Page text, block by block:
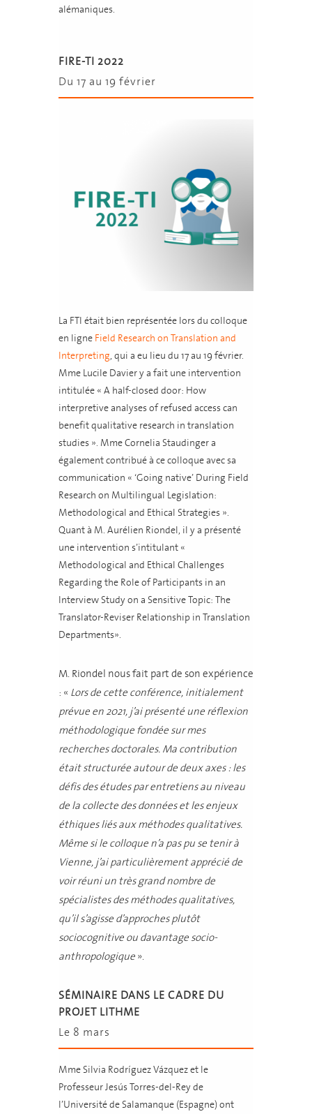
alémaniques.
FIRE-TI 2022
Du 17 au 19 février
La FTI était bien représentée lors du colloque
en ligne Field Research on Translation and
Interpreting, qui a eu lieu du 17 au 19 février.
Mme Lucile Davier y a fait une intervention
intitulée « A half-closed door: How
interpretive analyses of refused access can
benefit qualitative research in translation
studies ». Mme Cornelia Staudinger a
également contribué à ce colloque avec sa
communication « ‘Going native’ During Field
Research on Multilingual Legislation:
Methodological and Ethical Strategies ».
Quant à M. Aurélien Riondel, il y a présenté
une intervention s’intitulant «
Methodological and Ethical Challenges
Regarding the Role of Participants in an
Interview Study on a Sensitive Topic: The
Translator-Reviser Relationship in Translation
Departments».
M. Riondel nous fait part de son expérience
: « Lors de cette conférence, initialement
prévue en 2021, j’ai présenté une réflexion
méthodologique fondée sur mes
recherches doctorales. Ma contribution
était structurée autour de deux axes : les
défis des études par entretiens au niveau
de la collecte des données et les enjeux
éthiques liés aux méthodes qualitatives.
Même si le colloque n’a pas pu se tenir à
Vienne, j’ai particulièrement apprécié de
voir réuni un très grand nombre de
spécialistes des méthodes qualitatives,
qu’il s’agisse d’approches plutôt
sociocognitive ou davantage socio-
anthropologique ».
SÉMINAIRE DANS LE CADRE DU
PROJET LITHME
Le 8 mars
Mme Silvia Rodríguez Vázquez et le
Professeur Jesús Torres-del-Rey de
l’Université de Salamanque (Espagne) ont